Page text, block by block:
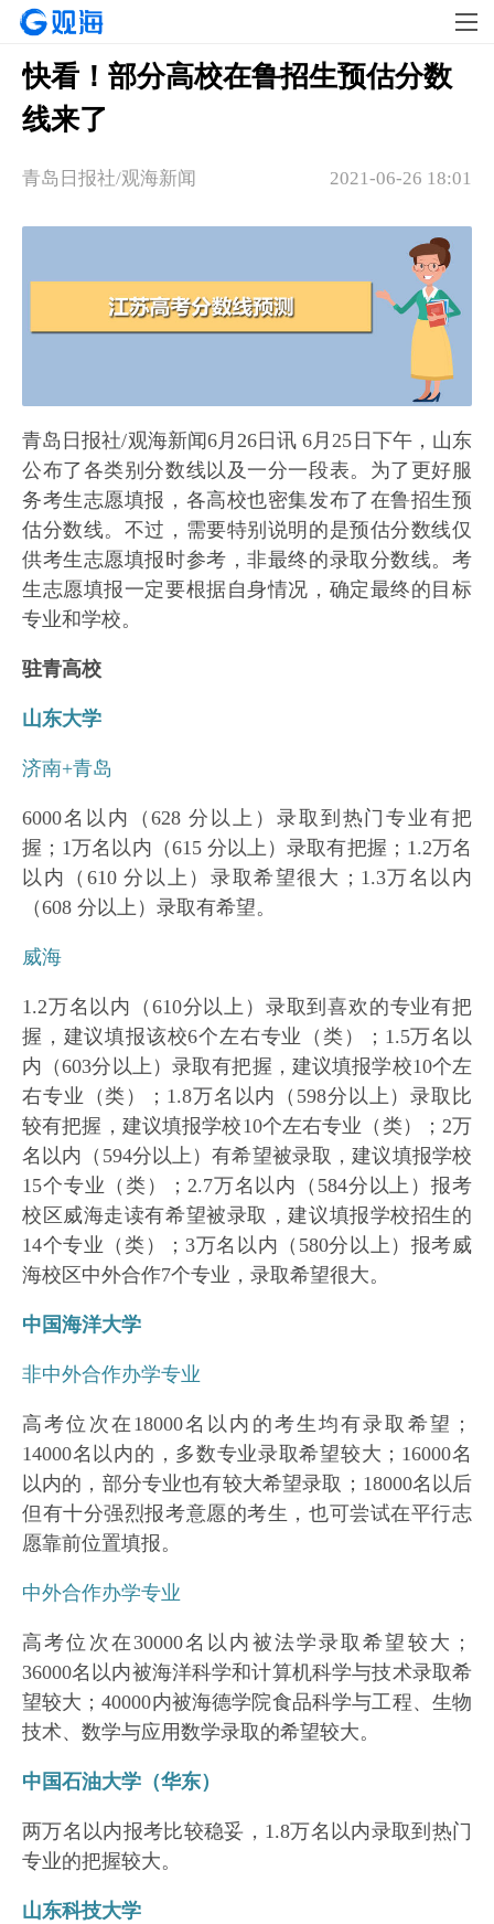
快看！部分高校在鲁招生预估分数
线来了
2021-06-26 18:01
青岛日报社/观海新闻
青岛日报社/观海新闻6月26日讯 6月25日下午，山东
公布了各类别分数线以及一分一段表。为了更好服
务考生志愿填报，各高校也密集发布了在鲁招生预
估分数线。不过，需要特别说明的是预估分数线仅
供考生志愿填报时参考，非最终的录取分数线。考
生志愿填报一定要根据自身情况，确定最终的目标
专业和学校。
驻青高校
山东大学
济南+青岛
6000名以内（628 分以上）录取到热门专业有把
握；1万名以内（615 分以上）录取有把握；1.2万名
以内（610 分以上）录取希望很大；1.3万名以内
（608 分以上）录取有希望。
威海
1.2万名以内（610分以上）录取到喜欢的专业有把
握，建议填报该校6个左右专业（类）；1.5万名以
内（603分以上）录取有把握，建议填报学校10个左
右专业（类）；1.8万名以内（598分以上）录取比
较有把握，建议填报学校10个左右专业（类）；2万
名以内（594分以上）有希望被录取，建议填报学校
15个专业（类）；2.7万名以内（584分以上）报考
校区威海走读有希望被录取，建议填报学校招生的
14个专业（类）；3万名以内（580分以上）报考威
海校区中外合作7个专业，录取希望很大。
中国海洋大学
非中外合作办学专业
高考位次在18000名以内的考生均有录取希望；
14000名以内的，多数专业录取希望较大；16000名
以内的，部分专业也有较大希望录取；18000名以后
但有十分强烈报考意愿的考生，也可尝试在平行志
愿靠前位置填报。
中外合作办学专业
高考位次在30000名以内被法学录取希望较大；
36000名以内被海洋科学和计算机科学与技术录取希
望较大；40000内被海德学院食品科学与工程、生物
技术、数学与应用数学录取的希望较大。
中国石油大学（华东）
两万名以内报考比较稳妥，1.8万名以内录取到热门
专业的把握较大。
山东科技大学